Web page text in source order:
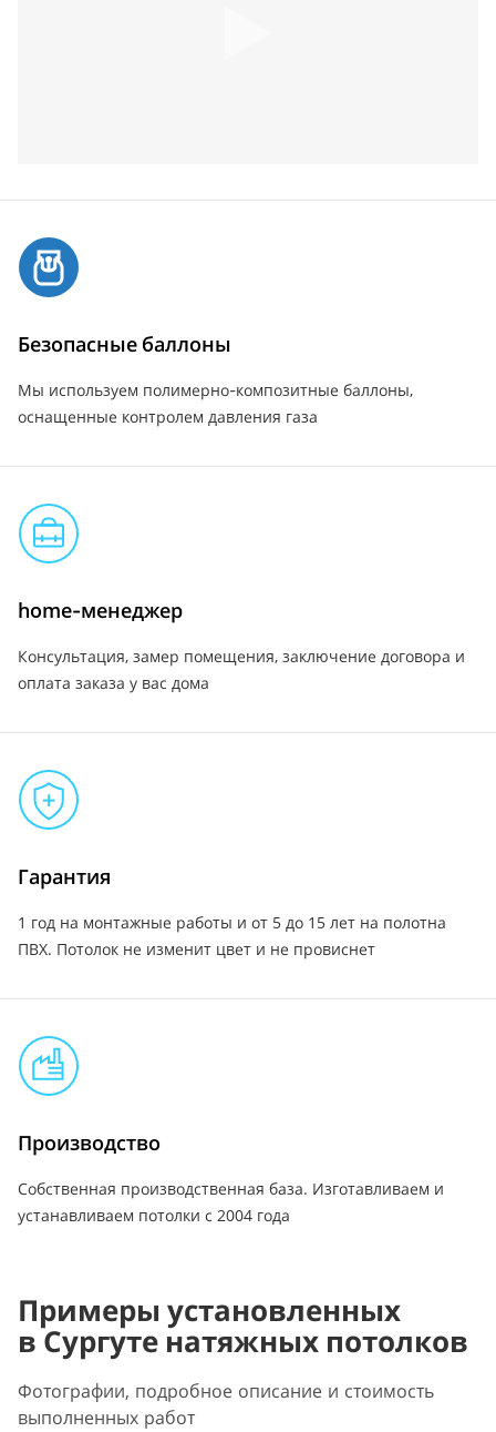
Безопасные баллоны
Мы используем полимерно-композитные баллоны,
оснащенные контролем давления газа
home-менеджер
Консультация, замер помещения, заключение договора и
оплата заказа у вас дома
Гарантия
1 год на монтажные работы и от 5 до 15 лет на полотна
ПВХ. Потолок не изменит цвет и не провиснет
Производство
Собственная производственная база. Изготавливаем и
устанавливаем потолки с 2004 года
Примеры установленных
в Сургуте натяжных потолков
Фотографии, подробное описание и стоимость
выполненных работ